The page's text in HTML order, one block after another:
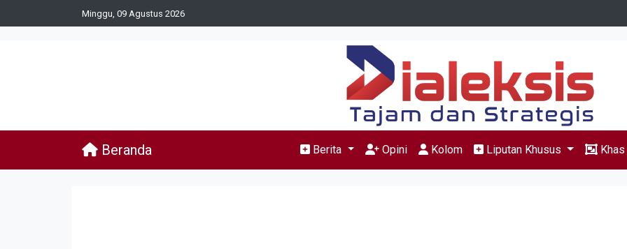
Minggu, 09 Agustus 2026
Beranda Berita Opini Kolom Liputan Khusus Khas